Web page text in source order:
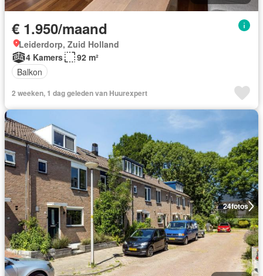
€ 1.950/maand
Leiderdorp, Zuid Holland
4 Kamers
92 m²
Balkon
2 weeken, 1 dag geleden van Huurexpert
24fotos